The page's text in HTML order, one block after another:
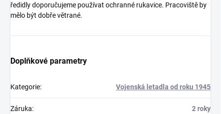
ředidly doporučujeme používat ochranné rukavice. Pracoviště by
mělo být dobře větrané.
Doplňkové parametry
Kategorie: Vojenská letadla od roku 1945
Záruka: 2 roky